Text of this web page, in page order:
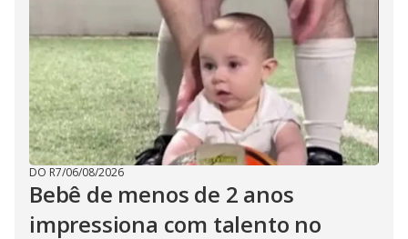
DO R7/06/08/2026
Bebê de menos de 2 anos
impressiona com talento no